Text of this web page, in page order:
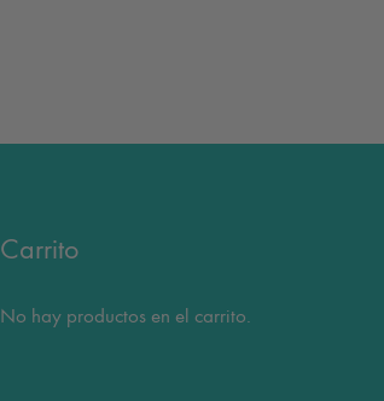
Carrito
No hay productos en el carrito.